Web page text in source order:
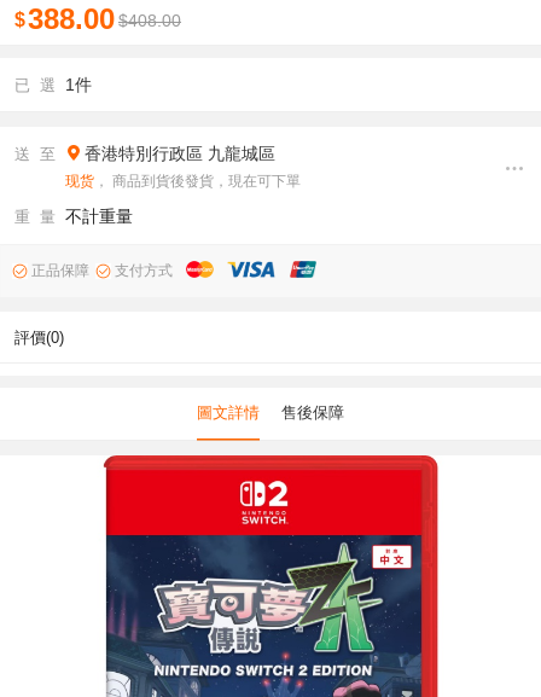
$388.00$408.00
已 選 1件
送 至 香港特別行政區 九龍城區
现货 ， 商品到貨後發貨，現在可下單
重 量 不計重量
正品保障 支付方式
評價(0)
圖文詳情 售後保障